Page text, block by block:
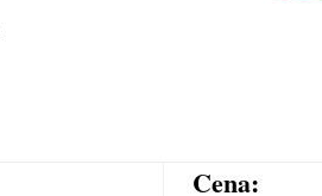
Cena: